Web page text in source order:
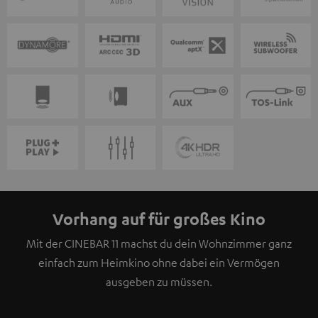
Vorhang auf für großes Kino
Mit der CINEBAR 11 machst du dein Wohnzimmer ganz
einfach zum Heimkino ohne dabei ein Vermögen
ausgeben zu müssen.